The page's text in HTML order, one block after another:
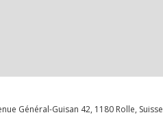
Général-Guisan 42, 1180 Rolle, Suisse